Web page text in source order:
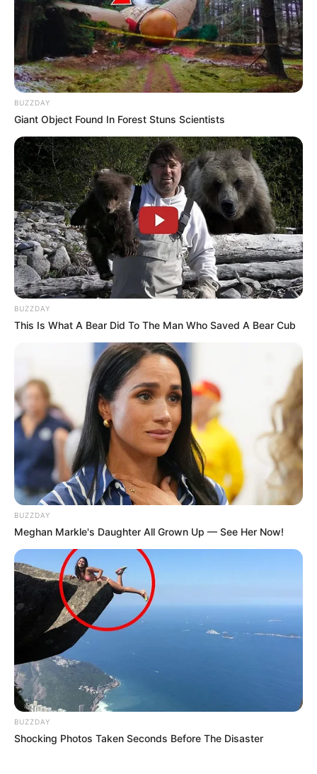
BUZZDAY
Giant Object Found In Forest Stuns Scientists
BUZZDAY
This Is What A Bear Did To The Man Who Saved A Bear Cub
BUZZDAY
Meghan Markle's Daughter All Grown Up — See Her Now!
BUZZDAY
Shocking Photos Taken Seconds Before The Disaster